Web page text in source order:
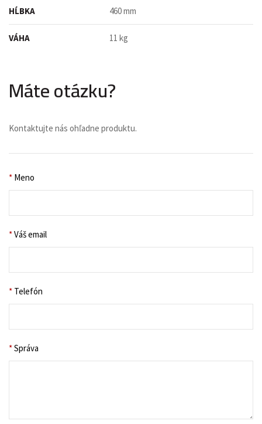
HĹBKA 460 mm
VÁHA 11 kg
Máte otázku?
Kontaktujte nás ohľadne produktu.
* Meno
*Váš email
* Telefón
*Správa